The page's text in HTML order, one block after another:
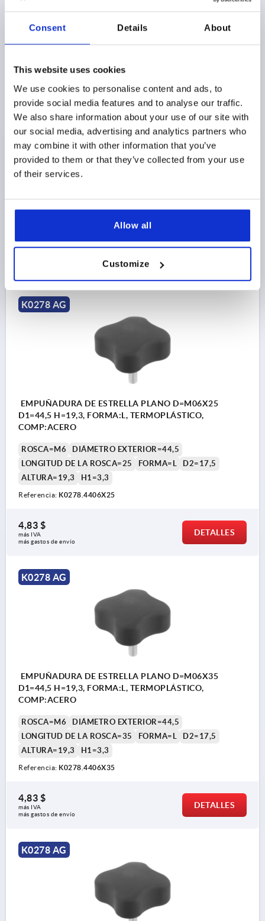
Consent Details About
This website uses cookies
We use cookies to personalise content and ads, to
provide social media features and to analyse our traffic.
We also share information about your use of our site with
our social media, advertising and analytics partners who
may combine it with other information that you’ve
provided to them or that they’ve collected from your use
of their services.
Allow all
Customize
K0278 AG
EMPUÑADURA DE ESTRELLA PLANO D=M06X20
D1=44,5 H=19,3, FORMA:L, TERMOPLÁSTICO,
COMP:ACERO
ROSCA=M6
DIÁMETRO EXTERIOR=44,5
K0278 AG
EMPUÑADURA DE ESTRELLA PLANO D=M06X25
D1=44,5 H=19,3, FORMA:L, TERMOPLÁSTICO,
COMP:ACERO
ROSCA=M6
DIÁMETRO EXTERIOR=44,5
LONGITUD DE LA ROSCA=25
FORMA=L
D2=17,5
ALTURA=19,3
H1=3,3
Referencia: K0278.4406X25
4,83 $
más IVA
más gastos de envío
DETALLES
K0278 AG
EMPUÑADURA DE ESTRELLA PLANO D=M06X35
D1=44,5 H=19,3, FORMA:L, TERMOPLÁSTICO,
COMP:ACERO
ROSCA=M6
DIÁMETRO EXTERIOR=44,5
LONGITUD DE LA ROSCA=35
FORMA=L
D2=17,5
ALTURA=19,3
H1=3,3
Referencia: K0278.4406X35
4,83 $
más IVA
más gastos de envío
DETALLES
K0278 AG